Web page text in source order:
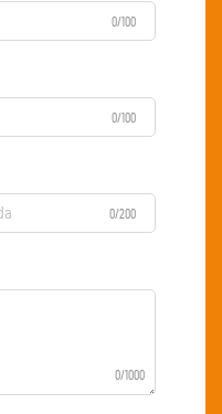
0/100
0/100
0/200
0/1000